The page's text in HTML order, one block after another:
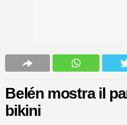
Belén mostra il
bikini